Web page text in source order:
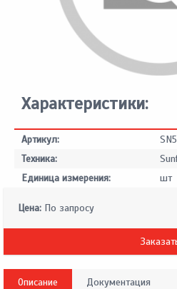
Характеристики:
Артикул:
Техника:
Единица измерения:
шт
Цена: По запросу
Описание Документация